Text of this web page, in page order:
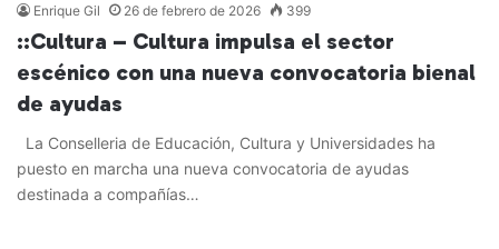
Enrique Gil 26 de febrero de 2026 399
::Cultura – Cultura impulsa el sector
escénico con una nueva convocatoria bienal
de ayudas
La Conselleria de Educación, Cultura y Universidades ha
puesto en marcha una nueva convocatoria de ayudas
destinada a compañías…